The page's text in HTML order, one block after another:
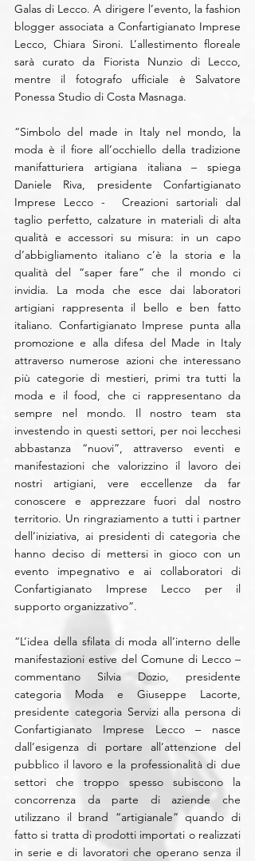
Galas di Lecco. A dirigere l’evento, la fashion
blogger associata a Confartigianato Imprese
Lecco, Chiara Sironi. L’allestimento floreale
sarà curato da Fiorista Nunzio di Lecco,
mentre il fotografo ufficiale è Salvatore
Ponessa Studio di Costa Masnaga.
“Simbolo del made in Italy nel mondo, la
moda è il fiore all’occhiello della tradizione
manifatturiera artigiana italiana – spiega
Daniele Riva, presidente Confartigianato
Imprese Lecco -  Creazioni sartoriali dal
taglio perfetto, calzature in materiali di alta
qualità e accessori su misura: in un capo
d’abbigliamento italiano c’è la storia e la
qualità del “saper fare” che il mondo ci
invidia. La moda che esce dai laboratori
artigiani rappresenta il bello e ben fatto
italiano. Confartigianato Imprese punta alla
promozione e alla difesa del Made in Italy
attraverso numerose azioni che interessano
più categorie di mestieri, primi tra tutti la
moda e il food, che ci rappresentano da
sempre nel mondo. Il nostro team sta
investendo in questi settori, per noi lecchesi
abbastanza “nuovi”, attraverso eventi e
manifestazioni che valorizzino il lavoro dei
nostri artigiani, vere eccellenze da far
conoscere e apprezzare fuori dal nostro
territorio. Un ringraziamento a tutti i partner
dell’iniziativa, ai presidenti di categoria che
hanno deciso di mettersi in gioco con un
evento impegnativo e ai collaboratori di
Confartigianato Imprese Lecco per il
supporto organizzativo”.
“L’idea della sfilata di moda all’interno delle
manifestazioni estive del Comune di Lecco –
commentano Silvia Dozio, presidente
categoria Moda e Giuseppe Lacorte,
presidente categoria Servizi alla persona di
Confartigianato Imprese Lecco – nasce
dall’esigenza di portare all’attenzione del
pubblico il lavoro e la professionalità di due
settori che troppo spesso subiscono la
concorrenza da parte di aziende che
utilizzano il brand “artigianale” quando di
fatto si tratta di prodotti importati o realizzati
in serie e di lavoratori che operano senza il